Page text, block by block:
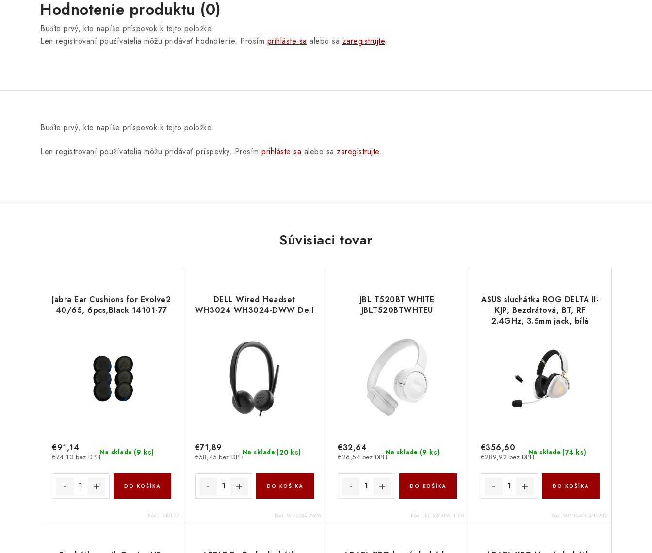
Hodnotenie produktu (0)
Buďte prvý, kto napíše príspevok k tejto položke.
Len registrovaní používatelia môžu pridávať hodnotenie. Prosím prihláste sa alebo sa zaregistrujte.
Buďte prvý, kto napíše príspevok k tejto položke.
Len registrovaní používatelia môžu pridávať príspevky. Prosím prihláste sa alebo sa zaregistrujte.
Súvisiaci tovar
Jabra Ear Cushions for Evolve2
40/65, 6pcs,Black 14101-77
Na sklade (9 ks)
€74,10 bez DPH
€91,14
DO KOŠÍKA
Kód: 14101-77
DELL Wired Headset
WH3024 WH3024-DWW Dell
Na sklade (20 ks)
€58,45 bez DPH
€71,89
DO KOŠÍKA
Kód: WH3024-DWW
JBL T520BT WHITE
JBLT520BTWHTEU
Na sklade (9 ks)
€26,54 bez DPH
€32,64
DO KOŠÍKA
Kód: JBLT520BTWHTEU
ASUS sluchátka ROG DELTA II-
KJP, Bezdrátová, BT, RF
2.4GHz, 3.5mm jack, bílá
Na sklade (74 ks)
€289,92 bez DPH
€356,60
DO KOŠÍKA
Kód: 90YH04C0-BHUA10